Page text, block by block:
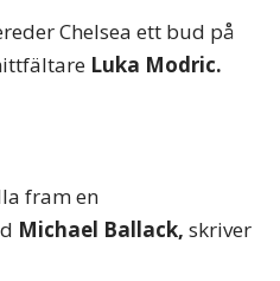
Chelsea ett bud på
Luka Modric.
fram en
Michael Ballack, skriver